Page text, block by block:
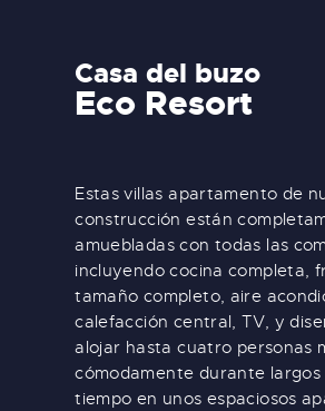
Casa del buzo
Eco Resort
Estas villas apartamento de
construcción están
amuebladas con todas las
incluyendo cocina completa,
tamaño completo, aire
calefacción central, TV, y
alojar hasta cuatro personas
cómodamente durante largos
tiempo en unos espaciosos